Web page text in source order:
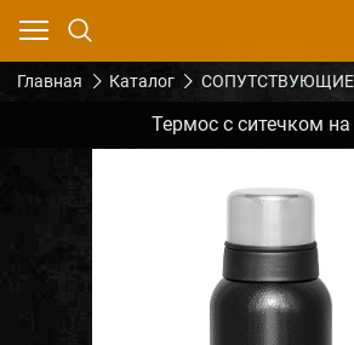
Главная Каталог
Термос с ситечком на